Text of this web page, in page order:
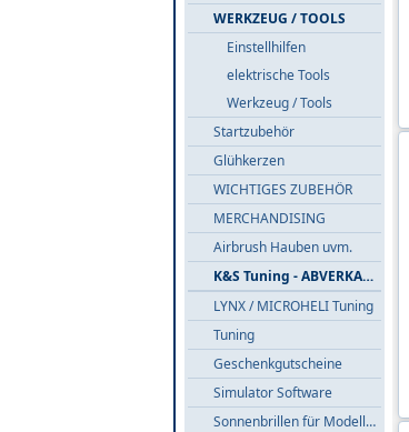
WERKZEUG / TOOLS
Einstellhilfen
elektrische Tools
Werkzeug / Tools
Startzubehör
Glühkerzen
WICHTIGES ZUBEHÖR
MERCHANDISING
Airbrush Hauben uvm.
K&S Tuning - ABVERKAUF
LYNX / MICROHELI Tuning
Tuning
Geschenkgutscheine
Simulator Software
Sonnenbrillen für Modellflieger